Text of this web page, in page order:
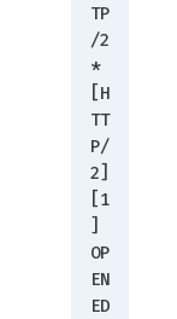
TP
/2
*
[H
TT
P/
2]
[1
]
OP
EN
ED